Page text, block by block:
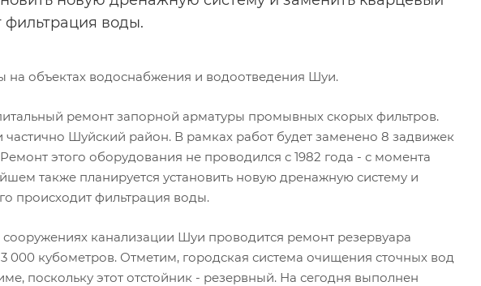
фильтрация воды.
объектах водоснабжения и водоотведения Шуи.
ремонт запорной арматуры промывных скорых фильтров.
Шуйский район. В рамках работ будет заменено 8 задвижек
этого оборудования не проводился с 1982 года - с момента
также планируется установить новую дренажную систему и
происходит фильтрация воды.
канализации Шуи проводится ремонт резервуара
000 кубометров. Отметим, городская система очищения сточных вод
поскольку этот отстойник - резервный. На сегодня выполнен